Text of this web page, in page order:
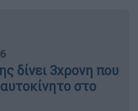
δίνει 3χρονη που
στο